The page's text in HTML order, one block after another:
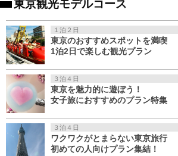
東京観光モデルコース
１泊２日
東京のおすすめスポットを満喫
1泊2日で楽しむ観光プラン
３泊４日
東京を魅力的に遊ぼう！
女子旅におすすめのプラン特集
３泊４日
ワクワクがとまらない東京旅行
初めての人向けプラン集結！